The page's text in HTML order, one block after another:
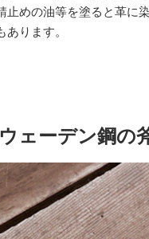
止めの油等を塗ると革に
あります。
ェーデン鋼の